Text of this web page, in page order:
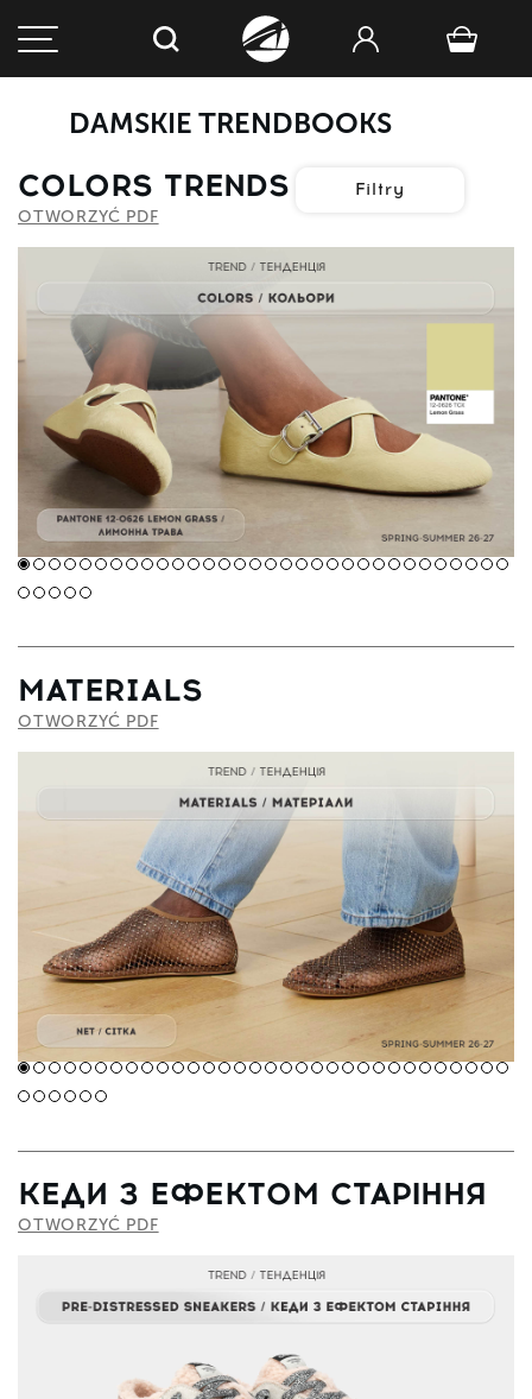
DAMSKIE TRENDBOOKS
Filtry
COLORS TRENDS
OTWORZYĆ PDF
MATERIALS
OTWORZYĆ PDF
КЕДИ З ЕФЕКТОМ СТАРІННЯ
OTWORZYĆ PDF